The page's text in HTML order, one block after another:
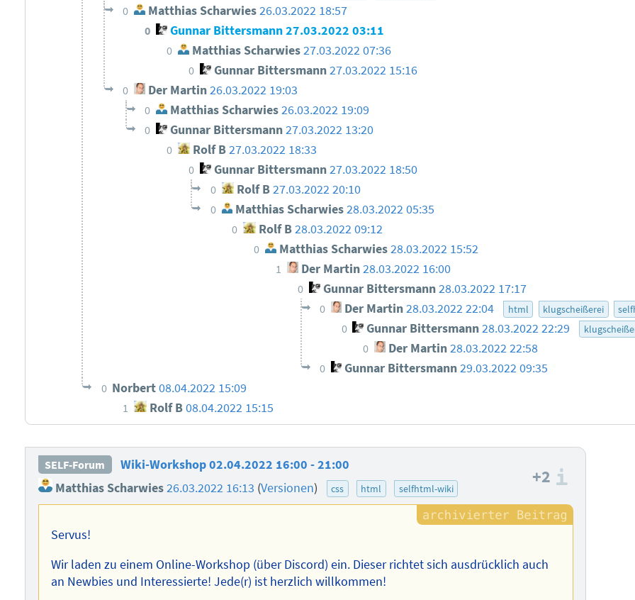
0 Matthias Scharwies26.03.2022 18:57
0 Gunnar Bittersmann27.03.2022 03:11
0 Matthias Scharwies27.03.2022 07:36
0 Gunnar Bittersmann 27.03.2022 15:16
0 Der Martin26.03.2022 19:03
0 Matthias Scharwies26.03.2022 19:09
0 Gunnar Bittersmann27.03.2022 13:20
0 Rolf B 27.03.2022 18:33
0 Gunnar Bittersmann 27.03.2022 18:50
0 Rolf B27.03.2022 20:10
0 Matthias Scharwies28.03.2022 05:35
0 Rolf B28.03.2022 09:12
0 Matthias Scharwies28.03.2022 15:52
1 Der Martin28.03.2022 16:00
0 Gunnar Bittersmann28.03.2022 17:17
0 Der Martin 28.03.2022 22:04 html klugscheißerei
0 Gunnar Bittersmann28.03.2022 22:29
0 Der Martin28.03.2022 22:58
0 Gunnar Bittersmann 29.03.2022 09:35
0 Norbert08.04.2022 15:09
1 Rolf B08.04.2022 15:15
SELF-Forum
Wiki-Workshop 02.04.2022 16:00 - 21:00
Matthias Scharwies26.03.2022 16:13 (Versionen) css html selfhtml-wiki
+2
Servus!
Wir laden zu einem Online-Workshop (über Discord) ein. Dieser richtet sich ausdrücklich auch
an Newbies und Interessierte! Jede(r) ist herzlich willkommen!